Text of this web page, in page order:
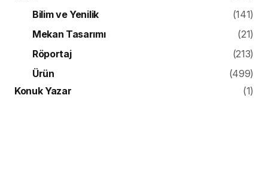
Bilim ve Yenilik
(141)
Mekan Tasarımı
(21)
Röportaj
(213)
Ürün
(499)
Konuk Yazar
(1)